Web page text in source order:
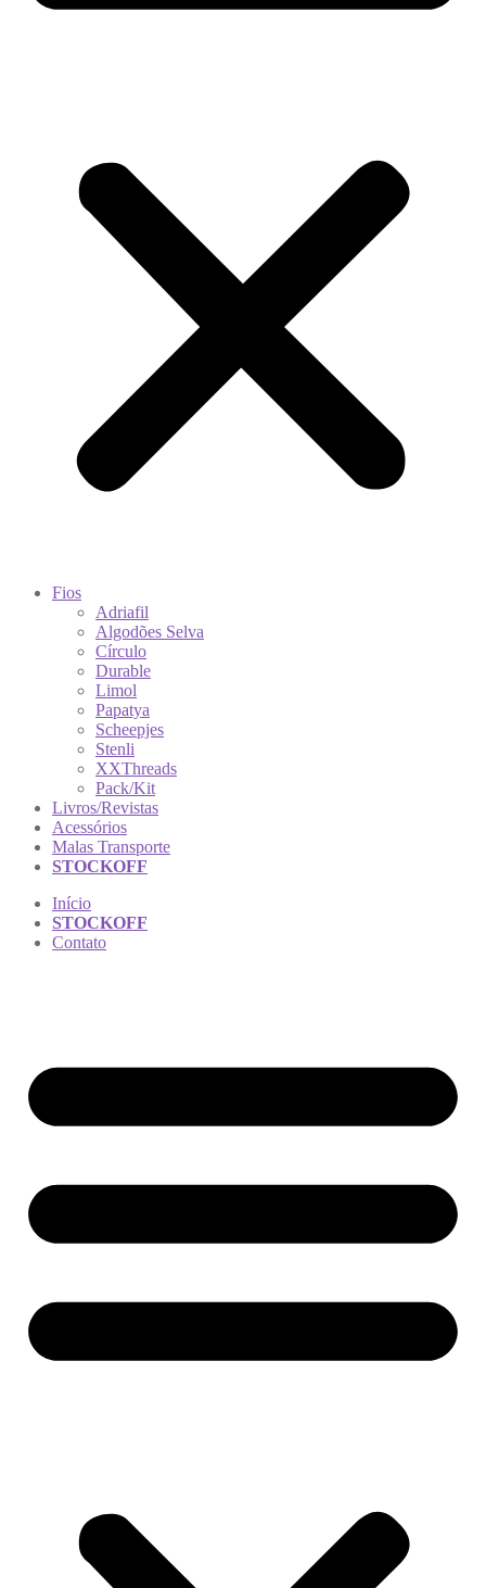
Fios
Adriafil
Algodões Selva
Círculo
Durable
Limol
Papatya
Scheepjes
Stenli
XXThreads
Pack/Kit
Livros/Revistas
Acessórios
Malas Transporte
STOCKOFF
Início
STOCKOFF
Contato